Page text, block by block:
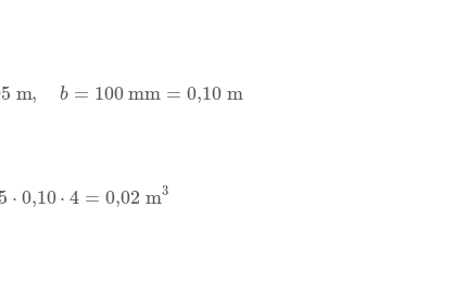
05m b= 100mm=0 10m
0, 10⋅ = 02 m